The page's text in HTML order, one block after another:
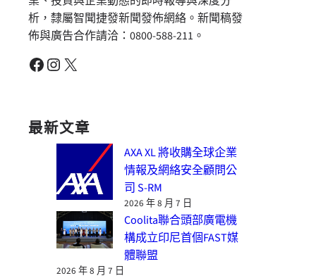
析，隸屬智聞捷發新聞發佈網絡。新聞稿發
佈與廣告合作請洽：0800-588-211。
Facebook Instagram X
最新文章
AXA XL 將收購全球企業
情報及網絡安全顧問公
司 S-RM
2026 年 8 月 7 日
Coolita聯合頭部廣電機
構成立印尼首個FAST媒
體聯盟
2026 年 8 月 7 日